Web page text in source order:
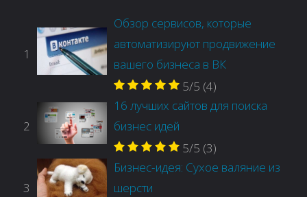
1
Обзор сервисов, которые
автоматизируют продвижение
вашего бизнеса в ВК
5/5 (4)
2
16 лучших сайтов для поиска
бизнес идей
5/5 (3)
3
Бизнес-идея: Сухое валяние из
шерсти